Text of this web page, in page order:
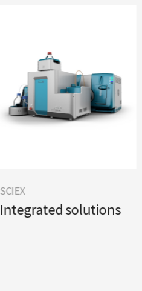
SCIEX
Integrated solutions